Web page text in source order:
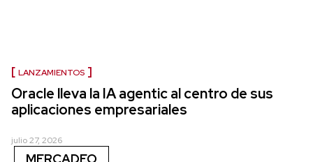
LANZAMIENTOS
Oracle lleva la IA agentic al centro de sus
aplicaciones empresariales
julio 27, 2026
MERCADEO